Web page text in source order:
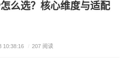
么选？核心维度与适配
10:38:16 / 207 阅读